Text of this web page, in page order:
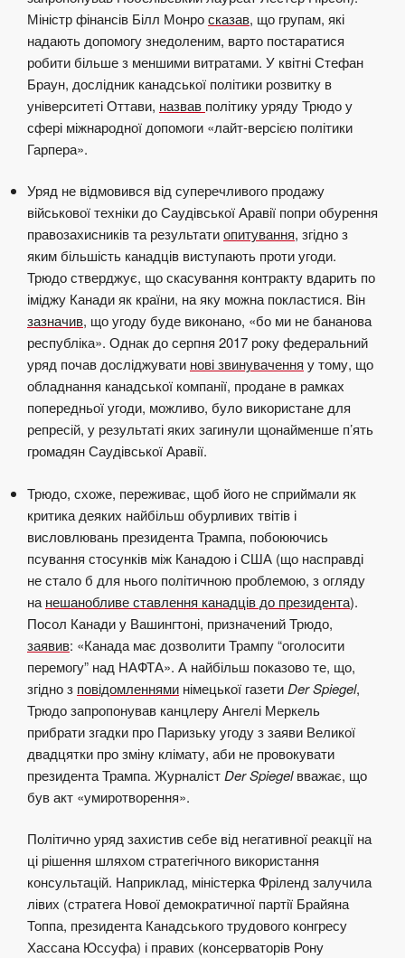
Міністр фінансів Білл Монросказав, що групам, які
надають допомогу знедоленим, варто постаратися
робити більше з меншими витратами. У квітні Стефан
Браун, дослідник канадської політики розвитку в
університеті Оттави, назвав політику уряду Трюдо у
сфері міжнародної допомоги «лайт-версією політики
Гарпера».
Уряд не відмовився від суперечливого продажу
військової техніки до Саудівської Аравії попри обурення
правозахисників та результатиопитування, згідно з
яким більшість канадців виступають проти угоди.
Трюдо стверджує, що скасування контракту вдарить по
іміджу Канади як країни, на яку можна покластися. Він
зазначив, що угоду буде виконано, «бо ми не бананова
республіка». Однак до серпня 2017 року федеральний
уряд почав досліджувати нові звинувачення у тому, що
обладнання канадської компанії, продане в рамках
попередньої угоди, можливо, було використане для
репресій, у результаті яких загинули щонайменше п’ять
громадян Саудівської Аравії.
Трюдо, схоже, переживає, щоб його не сприймали як
критика деяких найбільш обурливих твітів і
висловлювань президента Трампа, побоюючись
псування стосунків між Канадою і США (що насправді
не стало б для нього політичною проблемою, з огляду
на нешанобливе ставлення канадців до президента).
Посол Канади у Вашингтоні, призначений Трюдо,
заявив: «Канада має дозволити Трампу “оголосити
перемогу” над НАФТА». А найбільш показово те, що,
згідно з повідомленнями німецької газети Der Spiegel,
Трюдо запропонував канцлеру Ангелі Меркель
прибратизгадки про Паризьку угоду з заяви Великої
двадцятки про зміну клімату, аби не провокувати
президента Трампа. Журналіст Der Spiegelвважає, що
був акт «умиротворення».
Політично уряд захистив себе від негативної реакції на
ці рішення шляхом стратегічного використання
консультацій. Наприклад, міністерка Фріленд залучила
лівих (стратега Нової демократичної партії Брайяна
Топпа, президента Канадського трудового конгресу
Хассана Юссуфа) і правих (консерваторів Рону